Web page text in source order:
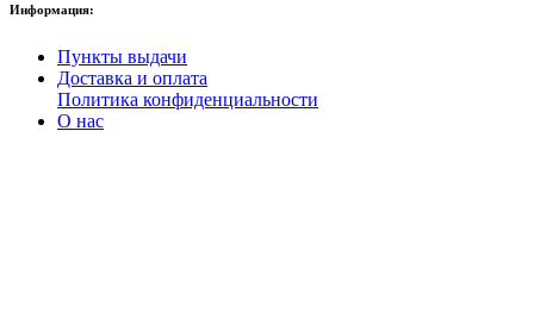
Информация:
Пункты выдачи
Доставка и оплата
Политика конфиденциальности
О нас